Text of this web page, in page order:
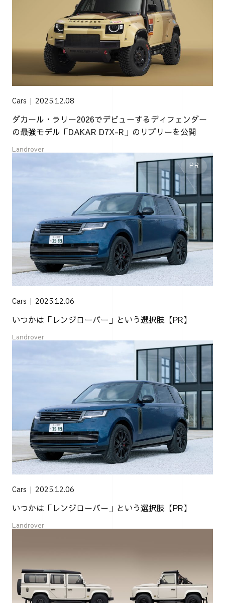
Cars 2025.12.08
ダカール・ラリー2026でデビューするディフェンダー
の最強モデル「DAKAR D7X-R」のリブリーを公開
Landrover
Cars 2025.12.06
いつかは「レンジローバー」という選択肢【PR】
Landrover
Cars 2025.12.06
いつかは「レンジローバー」という選択肢【PR】
Landrover